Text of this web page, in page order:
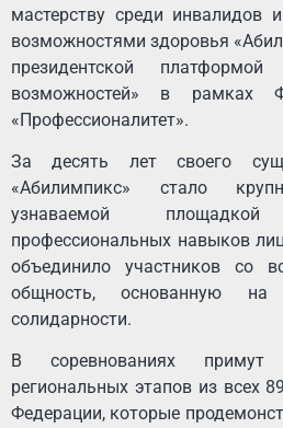
мастерству среди инвалидов
возможностями здоровья
президентской
возможностей» в рамках
«Профессионалитет».
За десять лет своего
«Абилимпикс» стало
узнаваемой
профессиональных навыков
объединило участников со
общность, основанную на
солидарности.
В соревнованиях примут
региональных этапов из всех
Федерации, которые